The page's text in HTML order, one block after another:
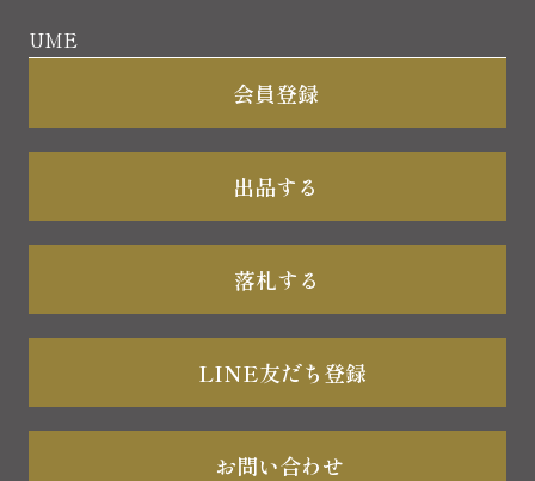
UME
会員登録
出品する
落札する
LINE友だち登録
お問い合わせ